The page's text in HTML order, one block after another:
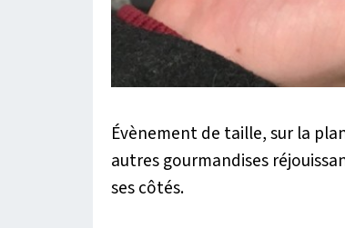
Évènement de taille, sur la
autres gourmandises
ses côtés.